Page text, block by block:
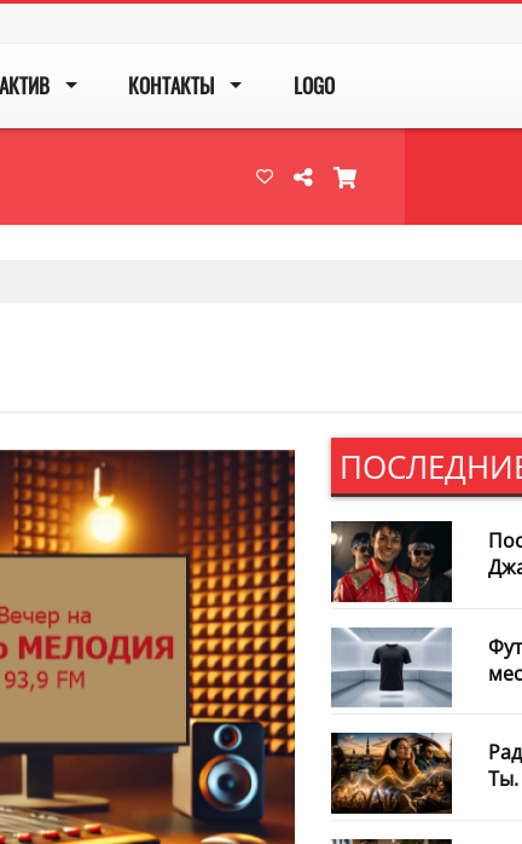
КОНТАКТЫ LOGO
Ты.